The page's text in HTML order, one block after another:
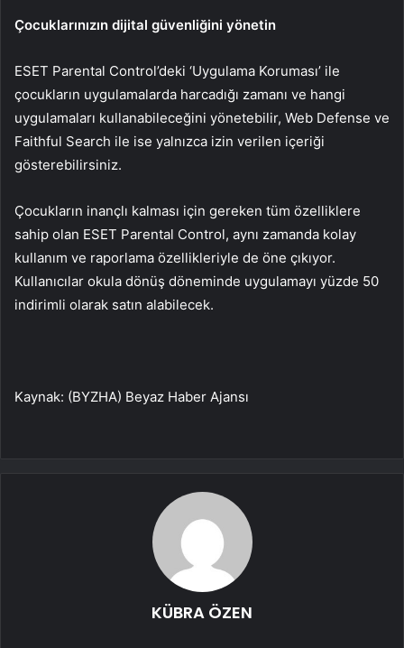
Çocuklarınızın dijital güvenliğini yönetin
ESET Parental Control’deki ‘Uygulama Koruması’ ile
çocukların uygulamalarda harcadığı zamanı ve hangi
uygulamaları kullanabileceğini yönetebilir, Web Defense ve
Faithful Search ile ise yalnızca izin verilen içeriği
gösterebilirsiniz.
Çocukların inançlı kalması için gereken tüm özelliklere
sahip olan ESET Parental Control, aynı zamanda kolay
kullanım ve raporlama özellikleriyle de öne çıkıyor.
Kullanıcılar okula dönüş döneminde uygulamayı yüzde 50
indirimli olarak satın alabilecek.
Kaynak: (BYZHA) Beyaz Haber Ajansı
KÜBRA ÖZEN